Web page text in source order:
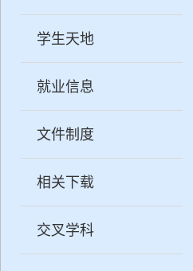
学生天地
就业信息
文件制度
相关下载
交叉学科